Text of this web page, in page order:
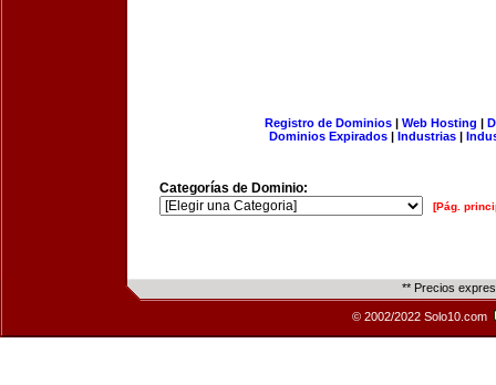
Registro de Dominios| Web Hosting |
Dominios Expirados | Industrias |
Categorías de Dominio:
[Pág.
** Precios
© 2002/2022 Solo10.com